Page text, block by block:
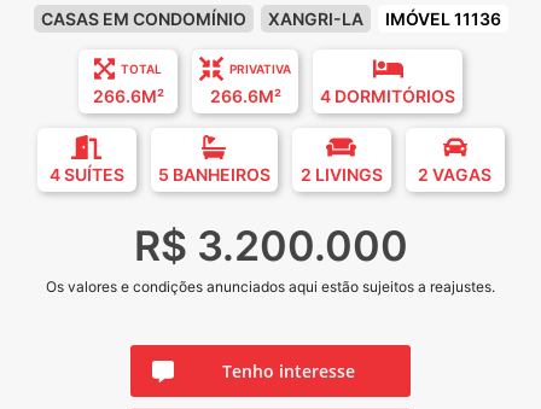
CASAS EM CONDOMÍNIO XANGRI-LA IMÓVEL 11136
TOTAL
266.6M²
PRIVATIVA
266.6M² 4 DORMITÓRIOS
4 SUÍTES 5 BANHEIROS 2 LIVINGS 2 VAGAS
R$ 3.200.000
Os valores e condições anunciados aqui estão sujeitos a reajustes.
Tenho interesse